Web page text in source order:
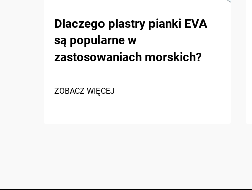
Dlaczego plastry pianki EVA
są popularne w
zastosowaniach morskich?
ZOBACZ WIĘCEJ